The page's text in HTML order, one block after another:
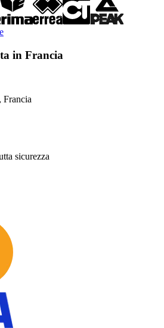
in Francia
Francia
sicurezza